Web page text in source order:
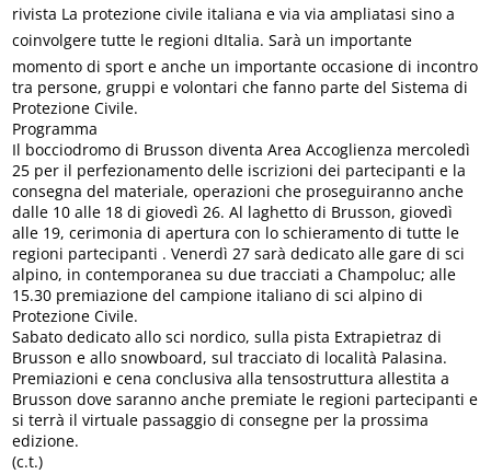
rivista La protezione civile italiana e via via ampliatasi sino a
coinvolgere tutte le regioni dItalia. Sarà un importante
momento di sport e anche un importante occasione di incontro
tra persone, gruppi e volontari che fanno parte del Sistema di
Protezione Civile.
Programma
Il bocciodromo di Brusson diventa Area Accoglienza mercoledì
25 per il perfezionamento delle iscrizioni dei partecipanti e la
consegna del materiale, operazioni che proseguiranno anche
dalle 10 alle 18 di giovedì 26. Al laghetto di Brusson, giovedì
alle 19, cerimonia di apertura con lo schieramento di tutte le
regioni partecipanti . Venerdì 27 sarà dedicato alle gare di sci
alpino, in contemporanea su due tracciati a Champoluc; alle
15.30 premiazione del campione italiano di sci alpino di
Protezione Civile.
Sabato dedicato allo sci nordico, sulla pista Extrapietraz di
Brusson e allo snowboard, sul tracciato di località Palasina.
Premiazioni e cena conclusiva alla tensostruttura allestita a
Brusson dove saranno anche premiate le regioni partecipanti e
si terrà il virtuale passaggio di consegne per la prossima
edizione.
(c.t.)